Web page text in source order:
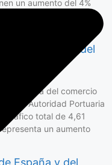
un aumento del 4%
el primero del
del comercio
la Autoridad Portuaria
tráfico total de 4,61
un aumento
España y del